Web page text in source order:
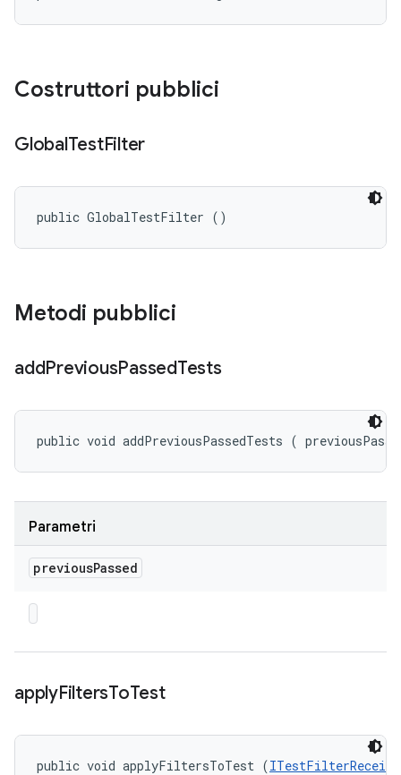
Costruttori pubblici
GlobalTestFilter
public GlobalTestFilter ()
Metodi pubblici
addPreviousPassedTests
public void addPreviousPassedTests (
Parametri
previousPassed
applyFiltersToTest
public void applyFiltersToTest (